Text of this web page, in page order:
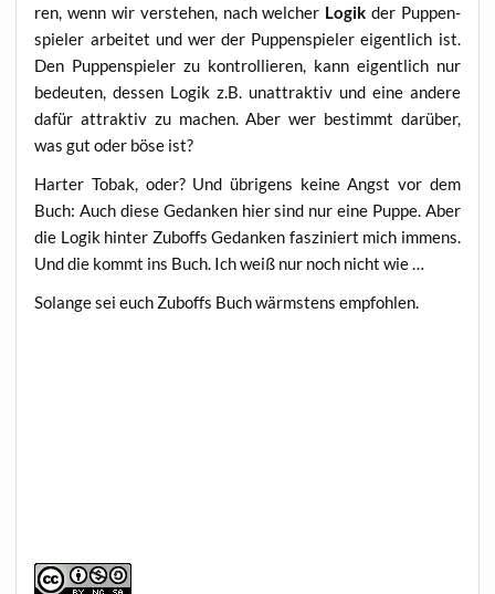
ren, wenn wir ver­ste­hen, nach wel­cher Logik der Pup­pen­
spie­ler arbei­tet und wer der Pup­pen­spie­ler eigent­lich ist.
Den Pup­pen­spie­ler zu kon­trol­lie­ren, kann eigent­lich nur
bedeu­ten, des­sen Logik z.B. unat­trak­tiv und eine ande­re
dafür attrak­tiv zu machen. Aber wer bestimmt dar­über,
was gut oder böse ist?
Har­ter Tobak, oder? Und übri­gens kei­ne Angst vor dem
Buch: Auch die­se Gedan­ken hier sind nur eine Pup­pe. Aber
die Logik hin­ter Zuboffs Gedan­ken fas­zi­niert mich immens.
Und die kommt ins Buch. Ich weiß nur noch nicht wie …
Solan­ge sei euch Zuboffs Buch wärms­tens empfohlen.